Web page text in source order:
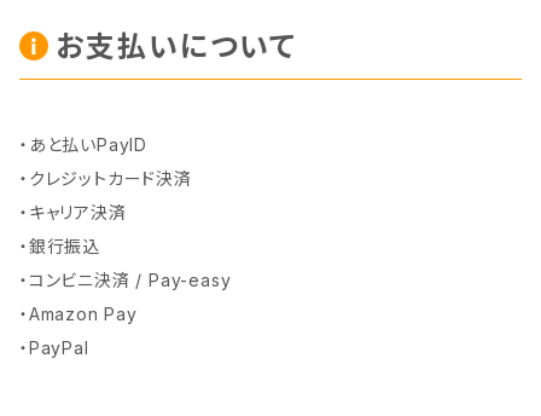
お支払いについて
・あと払いPayID
・クレジットカード決済
・キャリア決済
・銀行振込
・コンビニ決済 / Pay-easy
・Amazon Pay
・PayPal